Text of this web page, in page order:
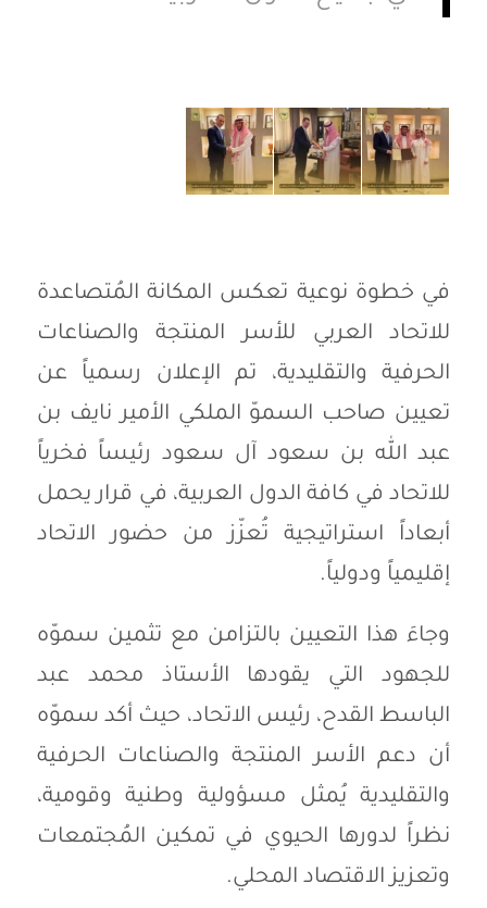
في خطوة نوعية تعكس المكانة المُتصاعدة
للاتحاد العربي للأسر المنتجة والصناعات
الحرفية والتقليدية، تم الإعلان رسمياً عن
تعيين صاحب السموّ الملكي الأمير نايف بن
عبد الله بن سعود آل سعود رئيساً فخرياً
للاتحاد في كافة الدول العربية، في قرار يحمل
أبعاداً استراتيجية تُعزّز من حضور الاتحاد
إقليمياً ودولياً.
وجاءَ هذا التعيين بالتزامن مع تثمين سموّه
للجهود التي يقودها الأستاذ محمد عبد
الباسط القدح، رئيس الاتحاد، حيث أكد سموّه
أن دعم الأسر المنتجة والصناعات الحرفية
والتقليدية يُمثل مسؤولية وطنية وقومية،
نظراً لدورها الحيوي في تمكين المُجتمعات
وتعزيز الاقتصاد المحلي.